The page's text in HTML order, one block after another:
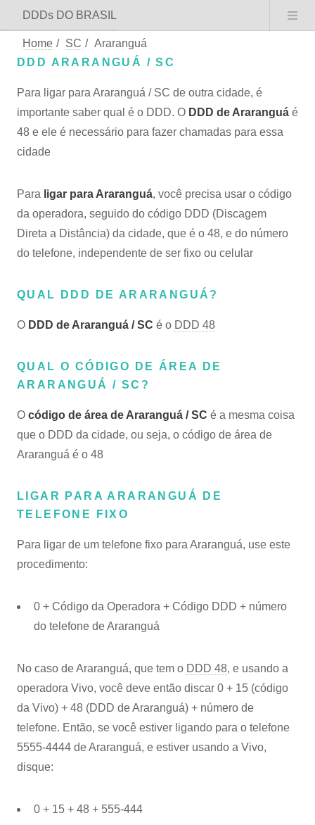
DDDs DO BRASIL
Home / SC / Araranguá
DDD ARARANGUÁ / SC
Para ligar para Araranguá / SC de outra cidade, é
importante saber qual é o DDD. O DDD de Araranguá é
48 e ele é necessário para fazer chamadas para essa
cidade
Para ligar para Araranguá, você precisa usar o código
da operadora, seguido do código DDD (Discagem
Direta a Distância) da cidade, que é o 48, e do número
do telefone, independente de ser fixo ou celular
QUAL DDD DE ARARANGUÁ?
O DDD de Araranguá / SC é o DDD 48
QUAL O CÓDIGO DE ÁREA DE
ARARANGUÁ / SC?
O código de área de Araranguá / SC é a mesma coisa
que o DDD da cidade, ou seja, o código de área de
Araranguá é o 48
LIGAR PARA ARARANGUÁ DE
TELEFONE FIXO
Para ligar de um telefone fixo para Araranguá, use este
procedimento:
0 + Código da Operadora + Código DDD + número
do telefone de Araranguá
No caso de Araranguá, que tem o DDD 48, e usando a
operadora Vivo, você deve então discar 0 + 15 (código
da Vivo) + 48 (DDD de Araranguá) + número de
telefone. Então, se você estiver ligando para o telefone
5555-4444 de Araranguá, e estiver usando a Vivo,
disque:
0 + 15 + 48 + 555-444